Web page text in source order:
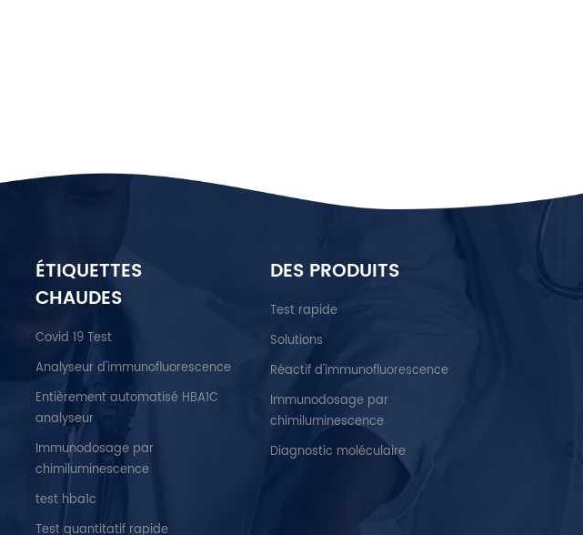
ÉTIQUETTES
CHAUDES
Covid 19 Test
Analyseur d'immunofluorescence
Entièrement automatisé HBA1C
analyseur
Immunodosage par
chimiluminescence
test hba1c
Test quantitatif rapide
DES PRODUITS
Test rapide
Solutions
Réactif d'immunofluorescence
Immunodosage par
chimiluminescence
Diagnostic moléculaire